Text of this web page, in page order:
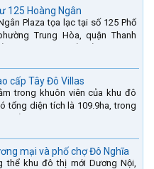
125 Hoàng Ngân
Plaza tọa lạc tại số 125 Phố
Trung Hòa, quận Thanh
cấp Tây Đô Villas
trong khuôn viên của khu đô
tổng diện tích là 109.9ha, trong
mại và phố chợ Đô Nghĩa
thể khu đô thị mới Dương Nội,